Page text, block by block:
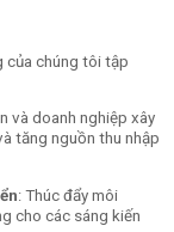
của chúng tôi tập
và doanh nghiệp xây
tăng nguồn thu nhập
: Thúc đẩymôi
cho các sáng kiến